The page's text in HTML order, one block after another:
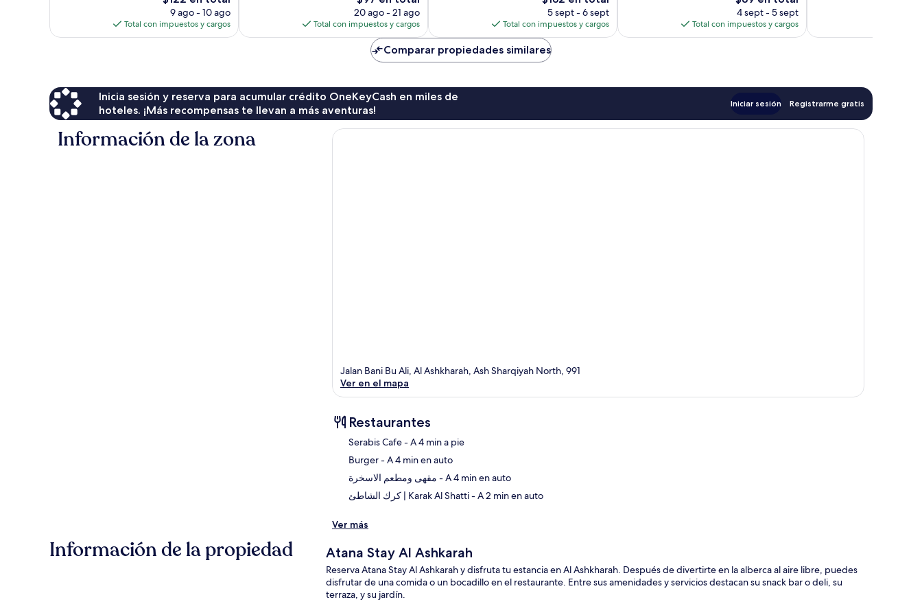
precio
actual
es
9 ago - 10 ago
Total con impuestos y cargos
precio
actual
es
20 ago - 21 ago
Total con impuestos y cargos
precio
actual
es
de
$182
5 sept - 6 sept
Total con impuestos y cargos
precio
actual
es
4 sept - 5 sept
Total con impuestos y cargos
Comparar propiedades similares
Inicia sesión y reserva para acumular crédito OneKeyCash en miles de
hoteles. ¡Más recompensas te llevan a más aventuras!
Iniciar sesión Registrarme gratis
Información de la zona
Jalan Bani Bu Ali, Al Ashkharah, Ash Sharqiyah North, 991
Ver en el mapa
Restaurantes
‪Serabis Cafe - ‬A 4 min a pie
‪Burger - ‬A 4 min en auto
‪مقهى ومطعم الاسخرة - ‬A 4 min en auto
‪كرك الشاطئ | Karak Al Shatti - ‬A 2 min en auto
Ver más
Información de la propiedad Atana Stay Al Ashkarah
Reserva Atana Stay Al Ashkarah y disfruta tu estancia en Al Ashkharah. Después de divertirte en la alberca al aire libre, puedes
disfrutar de una comida o un bocadillo en el restaurante. Entre sus amenidades y servicios destacan su snack bar o deli, su
terraza, y su jardín.